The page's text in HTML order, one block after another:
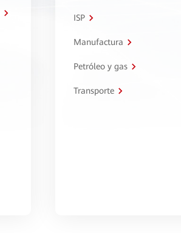
ISP
Manufactura
Petróleo y gas
Transporte